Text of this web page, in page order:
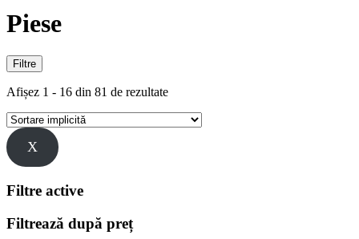
Piese
Filtre
Afișez 1 - 16 din 81 de rezultate
X
Filtre active
Filtrează după preț